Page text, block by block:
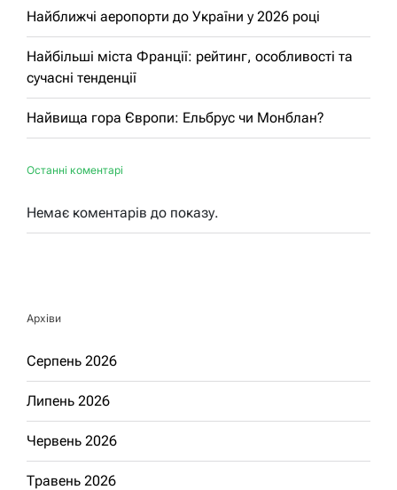
Найближчі аеропорти до України у 2026 році
Найбільші міста Франції: рейтинг, особливості та
сучасні тенденції
Найвища гора Європи: Ельбрус чи Монблан?
Останні коментарі
Немає коментарів до показу.
Архіви
Серпень 2026
Липень 2026
Червень 2026
Травень 2026